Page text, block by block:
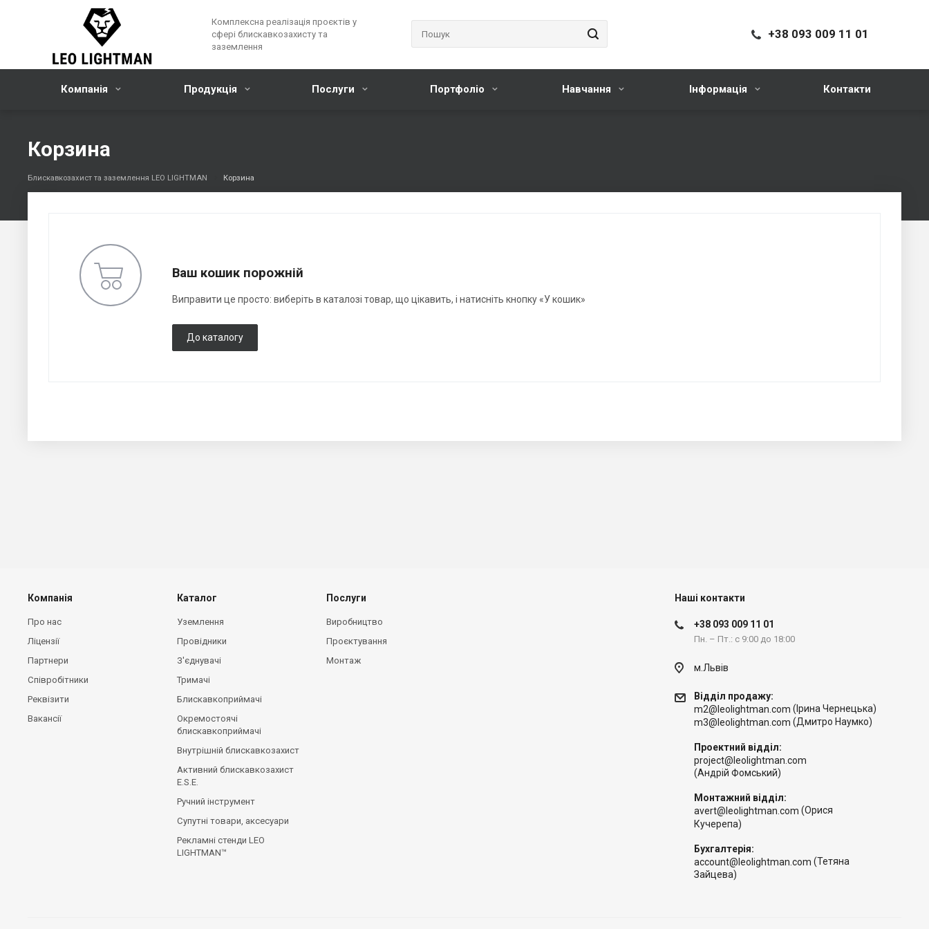
Комплексна реалізація проєктів у
сфері блискавкозахисту та
заземлення
+38 093 009 11 01
Компанія Продукція Послуги Портфоліо Навчання Інформація Контакти
Корзина
Блискавкозахист та заземлення LEO LIGHTMAN Корзина
Ваш кошик порожній
Виправити це просто: виберіть в каталозі товар, що цікавить, і натисніть кнопку «У кошик»
До каталогу
Компанія
Про нас
Ліцензії
Партнери
Співробітники
Реквізити
Вакансії
Каталог
Уземлення
Провідники
З'єднувачі
Тримачі
Блискавкоприймачі
Окремостоячі
блискавкоприймачі
Внутрішній блискавкозахист
Активний блискавкозахист
E.S.E.
Ручний інструмент
Супутні товари, аксесуари
Рекламні стенди LEO
LIGHTMAN™
Послуги
Виробництво
Проєктування
Монтаж
Наші контакти
+38 093 009 11 01
Пн. – Пт.: с 9:00 до 18:00
м.Львів
Відділ продажу:
m2@leolightman.com (Ірина Чернецька)
m3@leolightman.com (Дмитро Наумко)
Проектний відділ:
project@leolightman.com
(Андрій Фомський)
Монтажний відділ:
avert@leolightman.com (Орися
Кучерепа)
Бухгалтерія:
account@leolightman.com (Тетяна
Зайцева)